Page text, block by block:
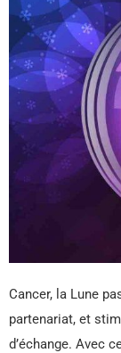
Cancer, la Lune
partenariat, et
d’échange. Avec